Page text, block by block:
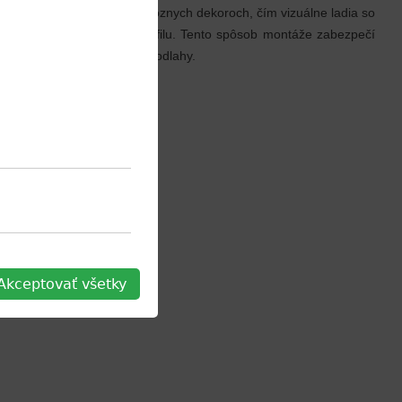
Profily sú dostupné v rôznych dekoroch, čím vizuálne ladia so
do kotviaceho profilu. Tento spôsob montáže zabezpečí
pri celoplošnom lepení podlahy.
všetky